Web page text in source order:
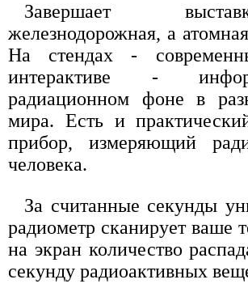
Завершает
железнодорожная, а
На стендах -
интерактиве -
радиационном фоне в
мира. Есть и
прибор, измеряющий
человека.
За считанные секунды
радиометр сканирует ваше
на экран количество
секунду радиоактивных